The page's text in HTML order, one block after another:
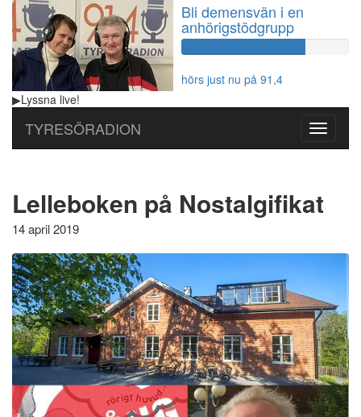
Bli demensvän i en
anhörigstödgrupp
hörs just nu på 91,4
▶Lyssna live!
Toggle
TYRESÖRADION
Lelleboken på Nostalgifikat
14 april 2019